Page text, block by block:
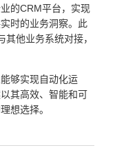
的CRM平台，实现
时的业务洞察。此
他业务系统对接，
够实现自动化运
其高效、智能和可
想选择。